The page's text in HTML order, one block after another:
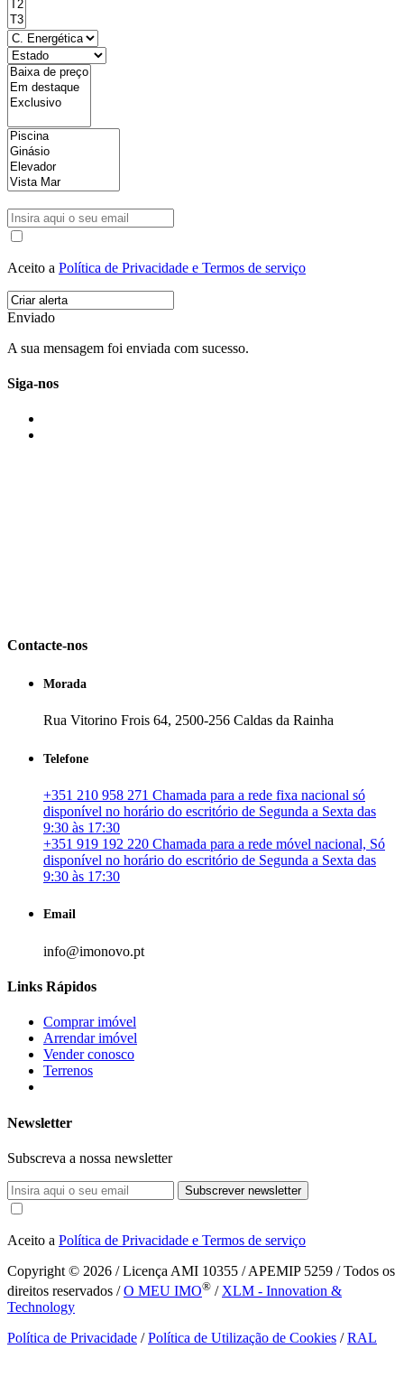
Aceito a Política de Privacidade e Termos de serviço
Enviado
A sua mensagem foi enviada com sucesso.
Siga-nos
Contacte-nos
Morada
Rua Vitorino Frois 64, 2500-256 Caldas da Rainha
Telefone
+351 210 958 271 Chamada para a rede fixa nacional só
disponível no horário do escritório de Segunda a Sexta das
9:30 às 17:30
+351 919 192 220 Chamada para a rede móvel nacional, Só
disponível no horário do escritório de Segunda a Sexta das
9:30 às 17:30
Email
info@imonovo.pt
Links Rápidos
Comprar imóvel
Arrendar imóvel
Vender conosco
Terrenos
Newsletter
Subscreva a nossa newsletter
Subscrever newsletter
Aceito a Política de Privacidade e Termos de serviço
Copyright © 2026 / Licença AMI 10355 / APEMIP 5259 / Todos os
direitos reservados /O MEU IMO® / XLM - Innovation &
Technology
Política de Privacidade /Política de Utilização de Cookies /RAL